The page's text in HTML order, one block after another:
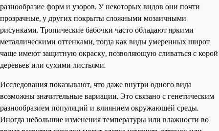
разнообразие форм и узоров. У некоторых видов они почти
прозрачные, у других покрыты сложными мозаичными
рисунками. Тропические бабочки часто обладают яркими
металлическими оттенками, тогда как виды умеренных широт
чаще имеют защитную окраску, позволяющую сливаться с корой
деревьев или сухими листьями.
Исследования показывают, что даже внутри одного вида
возможны значительные вариации. Это связано с генетическим
разнообразием популяций и влиянием окружающей среды.
Иногда небольшие изменения температуры или влажности во